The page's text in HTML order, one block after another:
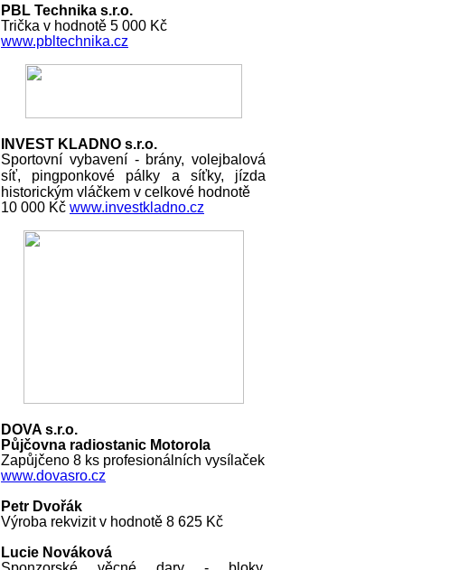
PBL Technika s.r.o.
Trička v hodnotě 5 000 Kč
www.pbltechnika.cz
INVEST KLADNO s.r.o.
Sportovní vybavení - brány, volejbalová
síť, pingponkové pálky a síťky, jízda
historickým vláčkem v celkové hodnotě
10 000 Kč www.investkladno.cz
DOVA s.r.o.
Půjčovna radiostanic Motorola
Zapůjčeno 8 ks profesionálních vysílaček
www.dovasro.cz
Petr Dvořák
Výroba rekvizit v hodnotě 8 625 Kč
Lucie Nováková